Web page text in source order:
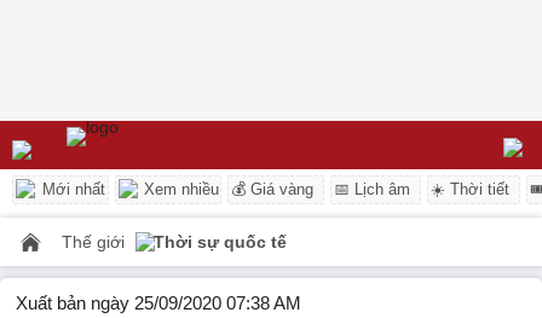
Mới nhất Xem nhiều 💰 Giá vàng 📅 Lịch âm ☀️ Thời tiết
Thế giới Thời sự quốc tế
Xuất bản ngày 25/09/2020 07:38 AM